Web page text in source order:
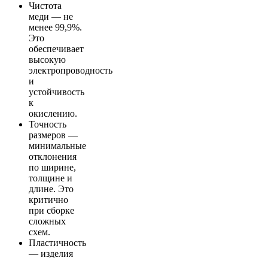
Чистота
меди — не
менее 99,9%.
Это
обеспечивает
высокую
электропроводность
и
устойчивость
к
окислению.
Точность
размеров —
минимальные
отклонения
по ширине,
толщине и
длине. Это
критично
при сборке
сложных
схем.
Пластичность
— изделия